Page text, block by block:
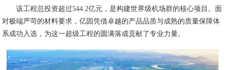
该工程总投资超过544.2亿元，是构建世界级机场群的核心项目。面
对极端严苛的材料要求，亿固凭借卓越的产品品质与成熟的质量保障体
系成功入选，为这一超级工程的圆满落成贡献了专业力量。